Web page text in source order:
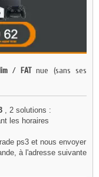
/ FATnue (sans ses
, 2 solutions :
les horaires
ps3 et nous envoyer
à l'adresse suivante